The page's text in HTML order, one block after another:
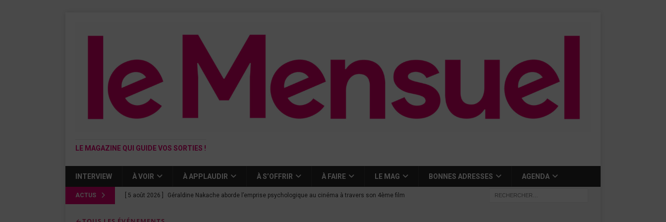
LE MAGAZINE QUI GUIDE VOS SORTIES !
INTERVIEW À VOIR À APPLAUDIR À S’OFFRIR À FAIRE LE MAG BONNES ADRESSES AGENDA
ACTUS [ 5 août 2026 ] Géraldine Nakache aborde l’emprise psychologique au cinéma à travers son 4ème film